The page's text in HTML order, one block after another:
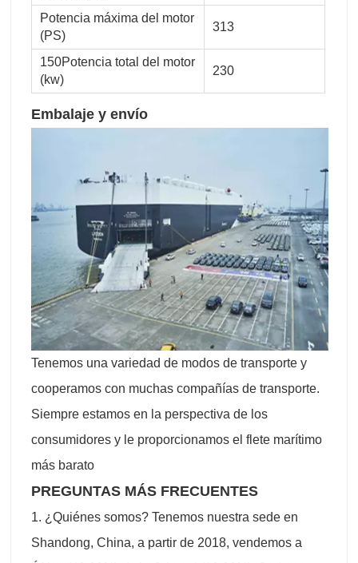
Potencia máxima del motor
(PS)
313
150Potencia total del motor
(kw)
230
Embalaje y envío
Tenemos una variedad de modos de transporte y
cooperamos con muchas compañías de transporte.
Siempre estamos en la perspectiva de los
consumidores y le proporcionamos el flete marítimo
más barato
PREGUNTAS MÁS FRECUENTES
1. ¿Quiénes somos? Tenemos nuestra sede en
Shandong, China, a partir de 2018, vendemos a